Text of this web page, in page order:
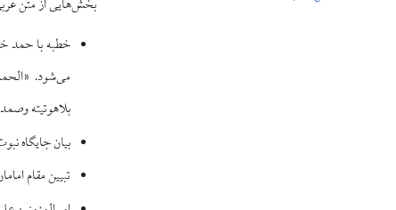
بخش‌هایی از متن
خطبه با حمد
می‌شود.
بلاهوتیته
بیان جایگاه
تبیین مقام